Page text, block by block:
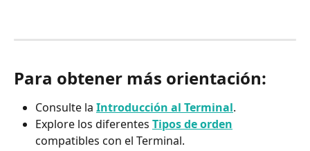
Para obtener más orientación:
Consulte la Introducción al Terminal.
Explore los diferentes Tipos de orden
compatibles con el Terminal.